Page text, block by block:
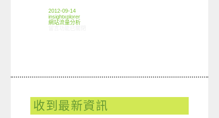
2012-09-14
insightxplorer
網站流量分析
收到最新資訊